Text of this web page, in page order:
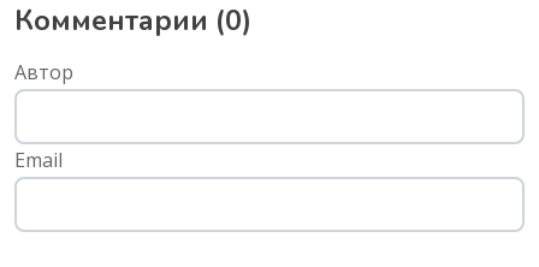
Комментарии (0)
Автор
Email